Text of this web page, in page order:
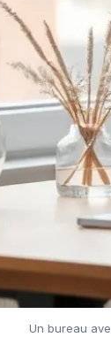
Un bureau